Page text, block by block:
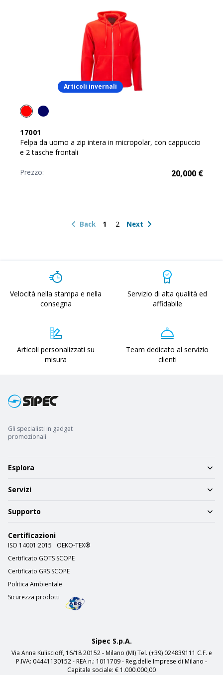
Articoli invernali
17001
Felpa da uomo a zip intera in micropolar, con cappuccio
e 2 tasche frontali
Prezzo: 20,000 €
Back 1 2 Next
Velocità nella stampa e nella
consegna
Servizio di alta qualità ed
affidabile
Articoli personalizzati su
misura
Team dedicato al servizio
clienti
Gli specialisti in gadget
promozionali
Esplora
Servizi
Supporto
Certificazioni
ISO 14001:2015
OEKO-TEX®
Certificato GOTS SCOPE
Certificato GRS SCOPE
Politica Ambientale
Sicurezza prodotti
Sipec S.p.A.
Via Anna Kuliscioff, 16/18 20152 - Milano (MI) Tel. (+39) 024839111 C.F. e
P.IVA: 04441130152 - REA n.: 1011709 - Reg.delle Imprese di Milano -
Capitale sociale: € 1.000.000,00